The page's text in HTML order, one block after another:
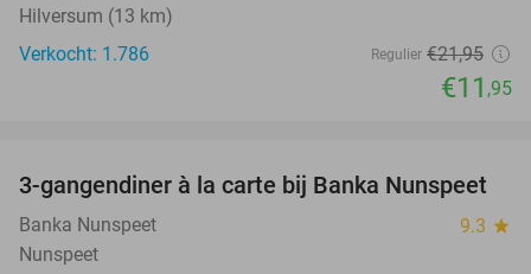
Hilversum (13 km)
Verkocht: 1.786
Regulier €21,95
€11 ,95
53%
3-gangendiner à la carte bij Banka Nunspeet
Banka Nunspeet 9.3 star
Nunspeet